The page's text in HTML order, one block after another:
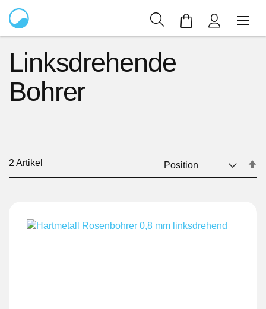
Mein
Linksdrehende
Bohrer
2 Artikel